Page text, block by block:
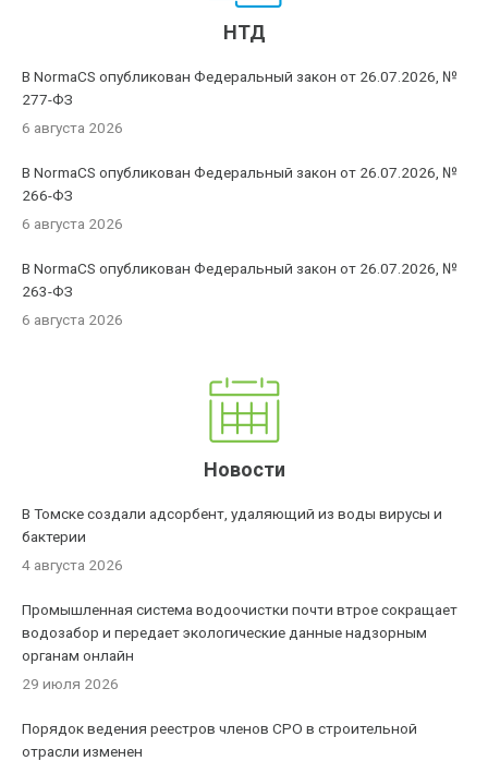
НТД
В NormaCS опубликован Федеральный закон от 26.07.2026, №
277-ФЗ
6 августа 2026
В NormaCS опубликован Федеральный закон от 26.07.2026, №
266-ФЗ
6 августа 2026
В NormaCS опубликован Федеральный закон от 26.07.2026, №
263-ФЗ
6 августа 2026
Новости
В Томске создали адсорбент, удаляющий из воды вирусы и
бактерии
4 августа 2026
Промышленная система водоочистки почти втрое сокращает
водозабор и передает экологические данные надзорным
органам онлайн
29 июля 2026
Порядок ведения реестров членов СРО в строительной
отрасли изменен